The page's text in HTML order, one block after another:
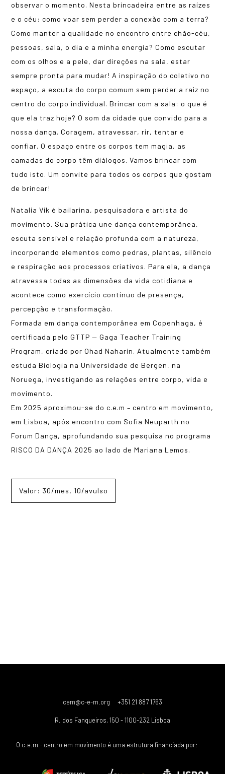
observar o momento. Nesta brincadeira entre as raízes
e o céu: como voar sem perder a conexão com a terra?
Como manter a qualidade no encontro entre chão-céu,
pessoas, sala, o dia e a minha energia? Como escutar
com os olhos e a pele, dar direções na sala, estar
sempre pronta para mudar! A inspiração do coletivo no
espaço, a escuta do corpo comum sem perder a raiz no
centro do corpo individual. Brincar com a sala: o que é
que ela traz hoje? O som da cidade que convido para a
nossa dança. Coragem, atravessar, rir, tentar e
confiar. O espaço entre os corpos tem magia, as
camadas do corpo têm diálogos. Vamos brincar com
tudo isto. Um convite para todos os corpos que gostam
de brincar!
Natalia Vik é bailarina, pesquisadora e artista do
movimento. Sua prática une dança contemporânea,
escuta sensível e relação profunda com a natureza,
incorporando elementos como pedras, plantas, silêncio
e respiração aos processos criativos. Para ela, a dança
atravessa todas as dimensões da vida cotidiana e
acontece como exercício contínuo de presença,
percepção e transformação.
Formada em dança contemporânea em Copenhaga, é
certificada pelo GTTP — Gaga Teacher Training
Program, criado por Ohad Naharin. Atualmente também
estuda Biologia na Universidade de Bergen, na
Noruega, investigando as relações entre corpo, vida e
movimento.
Em 2025 aproximou-se do c.e.m – centro em movimento,
em Lisboa, após encontro com Sofia Neuparth no
Forum Dança, aprofundando sua pesquisa no programa
RISCO DA DANÇA 2025 ao lado de Mariana Lemos.
Valor: 30/mes, 10/avulso
cem@c-e-m.org +351 21 887 1763
R. dos Fanqueiros, 150 - 1100-232 Lisboa
O c.e.m - centro em movimento é uma estrutura financiada por: